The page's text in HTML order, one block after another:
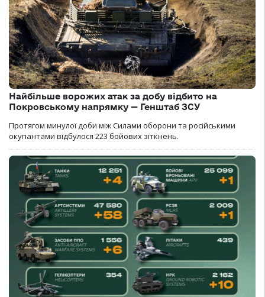
Найбільше ворожих атак за добу відбито на
Покровському напрямку — Генштаб ЗСУ
Протягом минулої доби між Силами оборони та російськими
окупантами відбулося 223 бойових зіткнень.